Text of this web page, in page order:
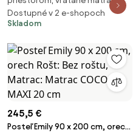
tyrkysová Matrac: Bonell
pružinová matrac
Dostupné v 2 e-shopoch
Skladom
245,5 €
Posteľ Emily 90 x 200 cm, orech